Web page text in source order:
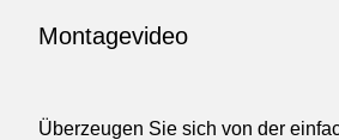
Montagevideo
Überzeugen Sie sich von der